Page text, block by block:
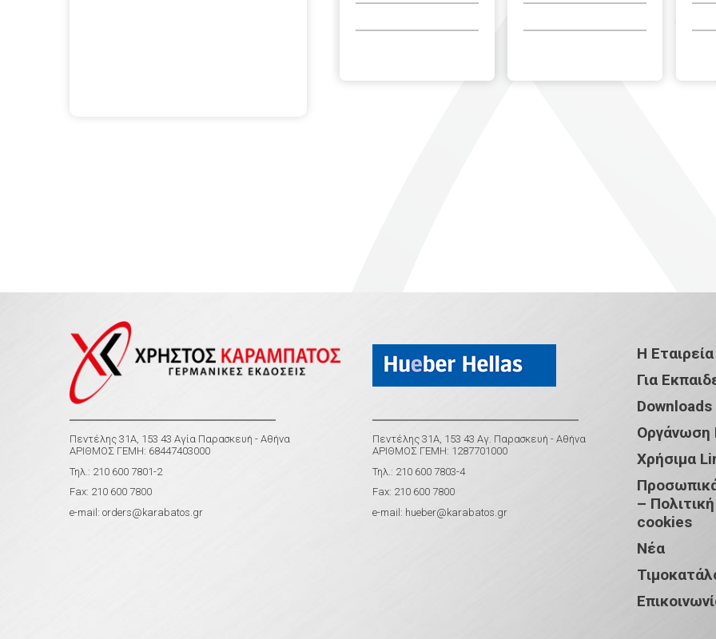
Πεντέλης 31Α, 153 43 Αγία Παρασκευή - Αθήνα
ΑΡΙΘΜΟΣ ΓΕΜΗ: 68447403000
Τηλ.: 210 600 7801-2
Fax: 210 600 7800
e-mail: orders@karabatos.gr
Πεντέλης 31Α, 153 43 Αγ. Παρασκευή - Αθήνα
ΑΡΙΘΜΟΣ ΓΕΜΗ: 1287701000
Τηλ.: 210 600 7803-4
Fax: 210 600 7800
e-mail: hueber@karabatos.gr
Η Εταιρεία
Για
Downloads
Οργάνωση
Χρήσιμα
–
cookies
Νέα